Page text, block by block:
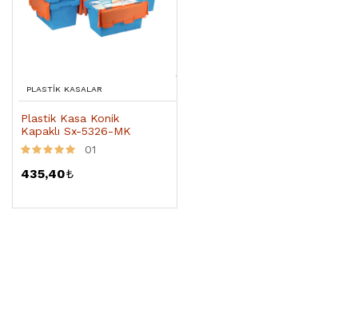
PLASTIK KASALAR
Plastik Kasa Konik
Kapaklı Sx-5326-MK
01
435,40₺